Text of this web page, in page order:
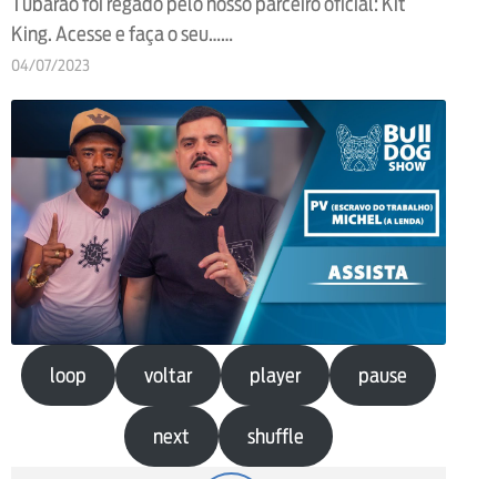
King. Acesse e faça o seu……
04/07/2023
loop voltar player pause
next shuffle